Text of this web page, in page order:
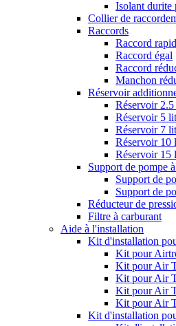
Isolant durite
Collier de
Raccords
Raccord
Raccord égal
Raccord
Manchon
Réservoir
Réservoir
Réservoir 5
Réservoir 7
Réservoir 10
Réservoir 15
Support de pompe
Support de
Support de
Réducteur de
Filtre à carburant
Aide à l'installation
Kit d'installation
Kit pour
Kit pour Air
Kit pour Air
Kit pour Air
Kit pour Air
Kit d'installation